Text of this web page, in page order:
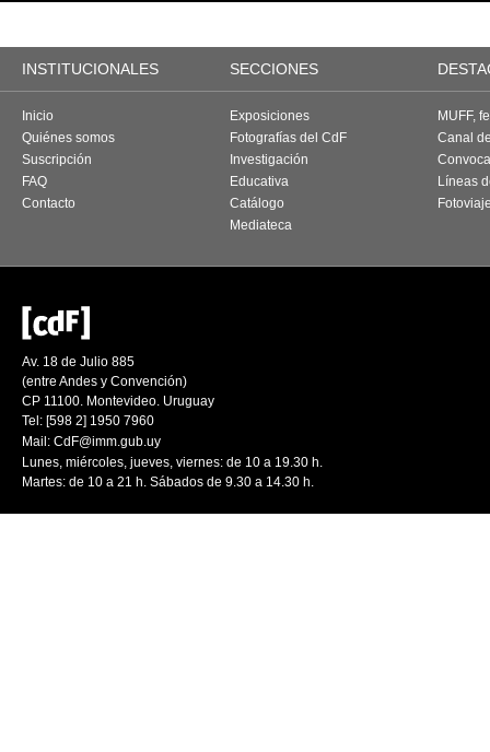
INSTITUCIONALES SECCIONES
Inicio
Quiénes somos
Suscripción
FAQ
Contacto
Exposiciones
Fotografías del CdF
Investigación
Educativa
Catálogo
Mediateca
MUFF,
Canal
Líneas
Av. 18 de Julio 885
(entre Andes y Convención)
CP 11100. Montevideo. Uruguay
Tel: [598 2] 1950 7960
Mail: CdF@imm.gub.uy
Lunes, miércoles, jueves, viernes: de 10 a 19.30 h.
Martes: de 10 a 21 h. Sábados de 9.30 a 14.30 h.